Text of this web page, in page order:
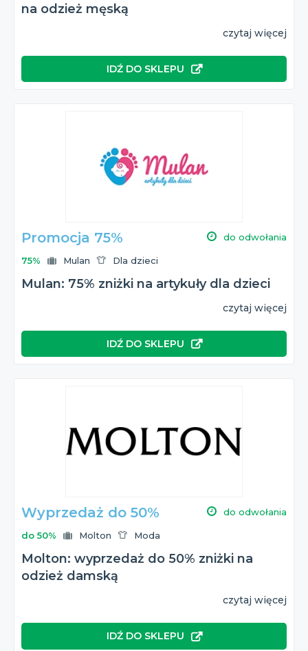
na odzież męską
czytaj więcej
IDŹ DO SKLEPU
Promocja 75% do odwołania
75% Mulan Dla dzieci
Mulan: 75% zniżki na artykuły dla dzieci
czytaj więcej
IDŹ DO SKLEPU
Wyprzedaż do 50% do odwołania
do 50% Molton Moda
Molton: wyprzedaż do 50% zniżki na
odzież damską
czytaj więcej
IDŹ DO SKLEPU